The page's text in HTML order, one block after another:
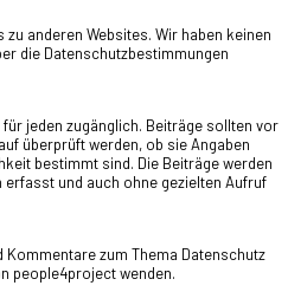
anderen Websites. Wir haben keinen
die Datenschutzbestimmungen
jeden zugänglich. Beiträge sollten vor
überprüft werden, ob sie Angaben
bestimmt sind. Die Beiträge werden
und auch ohne gezielten Aufruf
Kommentare zum Thema Datenschutz
people4project wenden.